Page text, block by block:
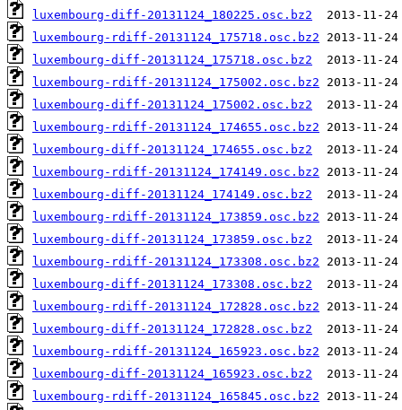
luxembourg-diff-20131124_180225.osc.bz2
luxembourg-rdiff-20131124_175718.osc.bz2
luxembourg-diff-20131124_175718.osc.bz2
luxembourg-rdiff-20131124_175002.osc.bz2
luxembourg-diff-20131124_175002.osc.bz2
luxembourg-rdiff-20131124_174655.osc.bz2
luxembourg-diff-20131124_174655.osc.bz2
luxembourg-rdiff-20131124_174149.osc.bz2
luxembourg-diff-20131124_174149.osc.bz2
luxembourg-rdiff-20131124_173859.osc.bz2
luxembourg-diff-20131124_173859.osc.bz2
luxembourg-rdiff-20131124_173308.osc.bz2
luxembourg-diff-20131124_173308.osc.bz2
luxembourg-rdiff-20131124_172828.osc.bz2
luxembourg-diff-20131124_172828.osc.bz2
luxembourg-rdiff-20131124_165923.osc.bz2
luxembourg-diff-20131124_165923.osc.bz2
luxembourg-rdiff-20131124_165845.osc.bz2